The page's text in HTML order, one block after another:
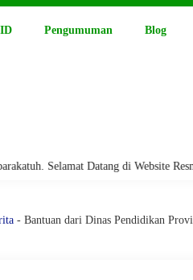
Pengumuman Blog
di Website Resmi SMA Negeri 15
- Bantuan dari Dinas Pendidikan